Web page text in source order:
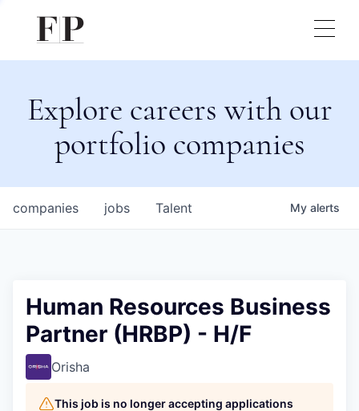
Explore careers with our
portfolio companies
jobs
companies Talent My alerts
Human Resources Business
Partner (HRBP) - H/F
Orisha
This job is no longer accepting applications